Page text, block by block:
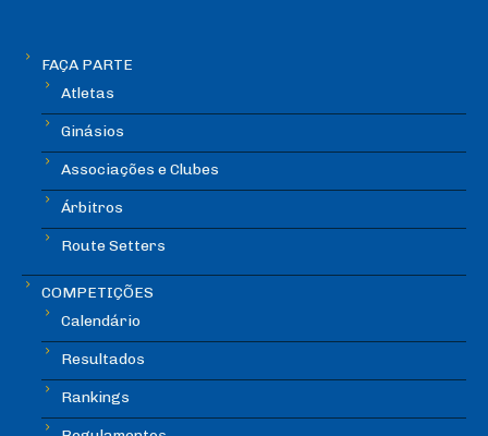
FAÇA PARTE
Atletas
Ginásios
Associações e Clubes
Árbitros
Route Setters
COMPETIÇÕES
Calendário
Resultados
Rankings